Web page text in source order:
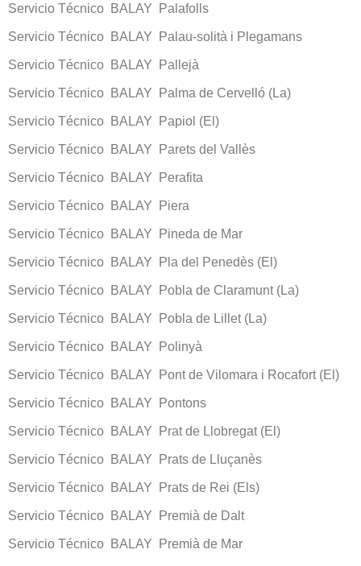
Servicio Técnico BALAY Palafolls
Servicio Técnico BALAY Palau-solità i Plegamans
Servicio Técnico BALAY Pallejà
Servicio Técnico BALAY Palma de Cervelló (La)
Servicio Técnico BALAY Papiol (El)
Servicio Técnico BALAY Parets del Vallès
Servicio Técnico BALAY Perafita
Servicio Técnico BALAY Piera
Servicio Técnico BALAY Pineda de Mar
Servicio Técnico BALAY Pla del Penedès (El)
Servicio Técnico BALAY Pobla de Claramunt (La)
Servicio Técnico BALAY Pobla de Lillet (La)
Servicio Técnico BALAY Polinyà
Servicio Técnico BALAY Pont de Vilomara i Rocafort (El)
Servicio Técnico BALAY Pontons
Servicio Técnico BALAY Prat de Llobregat (El)
Servicio Técnico BALAY Prats de Lluçanès
Servicio Técnico BALAY Prats de Rei (Els)
Servicio Técnico BALAY Premià de Dalt
Servicio Técnico BALAY Premià de Mar